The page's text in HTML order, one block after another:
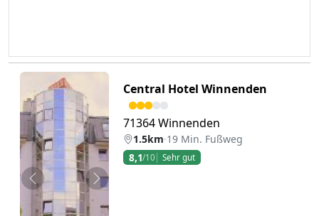
Zurück Weiter
Central Hotel Winnenden
71364 Winnenden
1.5km·19 Min. Fußweg
8,1/10 Sehr gut